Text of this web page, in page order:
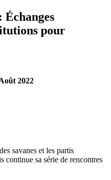
pour
2022
savanes et les partis
continue sa série de rencontres